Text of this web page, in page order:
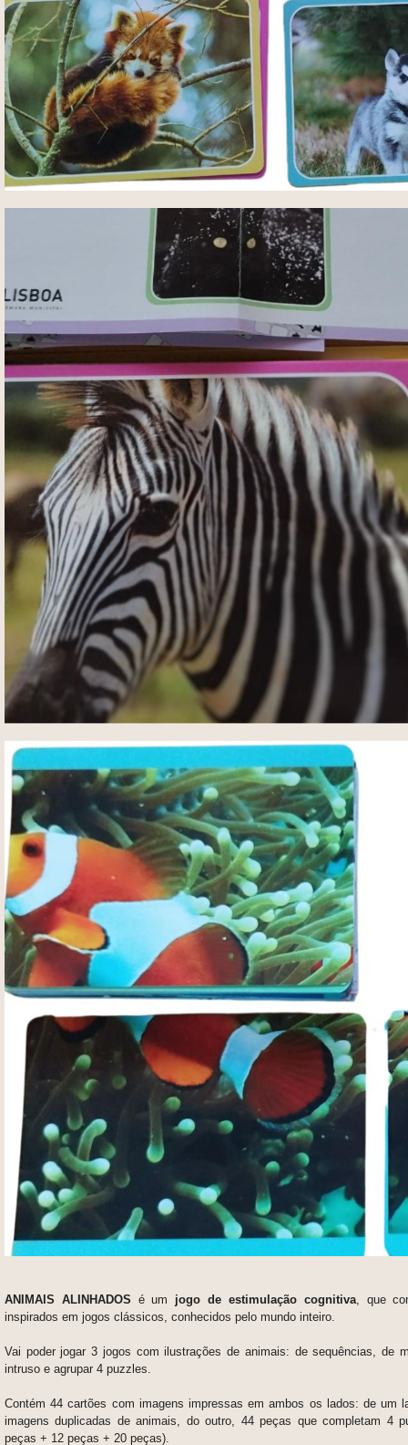
ANIMAIS ALINHADOS é um jogo de estimulação cognitiva, que
inspirados em jogos clássicos, conhecidos pelo mundo inteiro.
Vai poder jogar 3 jogos com ilustrações de animais: de sequências, de
intruso e agrupar 4 puzzles.
Contém 44 cartões com imagens impressas em ambos os lados: de um
imagens duplicadas de animais, do outro, 44 peças que completam 4
peças + 12 peças + 20 peças).